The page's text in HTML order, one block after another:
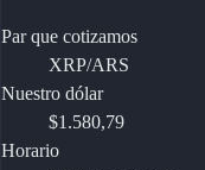
Par que cotizamos
XRP/ARS
Nuestro dólar
$1.580,79
Horario